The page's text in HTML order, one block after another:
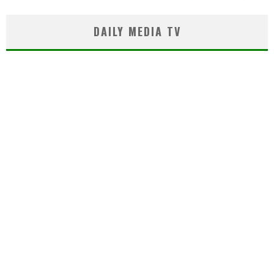
DAILY MEDIA TV